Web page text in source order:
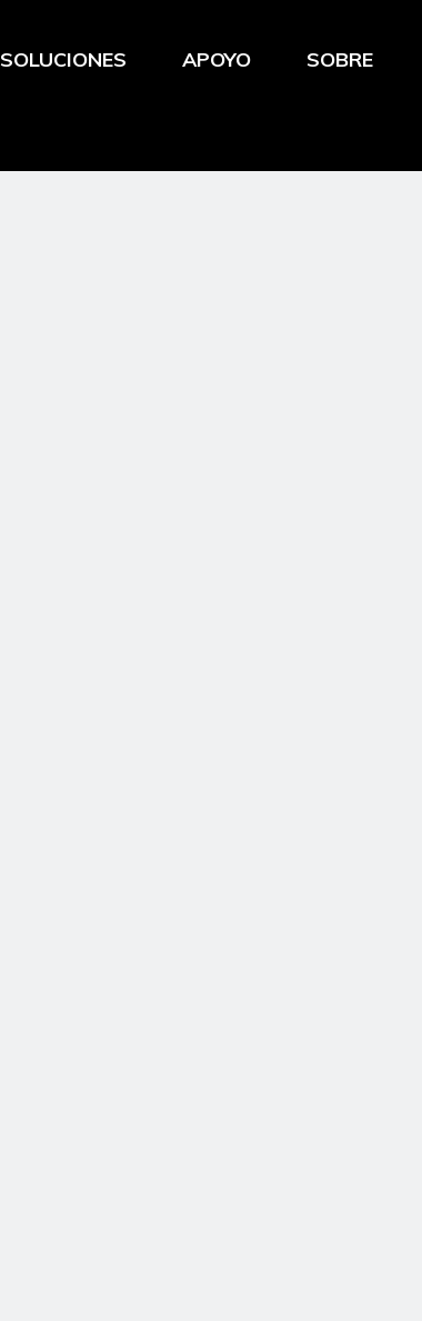
SOLUCIONES APOYO SOBRE